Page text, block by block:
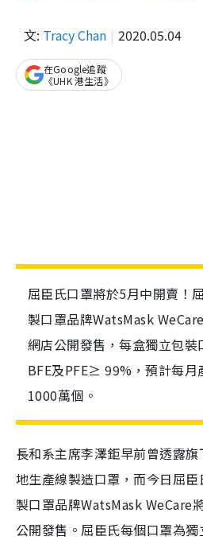
文: Tracy Chan 2020.05.04
在Google追蹤
《UHK 港生活》
屈臣氏口罩將於5月中開賣！
製口罩品牌WatsMask
網店公開發售，每盒獨立包
BFE及PFE≥ 99%，預計每月
1000萬個。
長和系主席李澤鉅早前曾透露
地生產線製造口罩，而今日屈
製口罩品牌WatsMask WeCare
公開發售。屈臣氏每個口罩為